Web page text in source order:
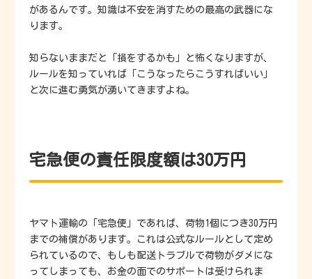
があるんです。知識は不安を消すための最高の武器にな
ります。
知らないままだと「損をするかも」と怖くなりますが、
ルールを知っていれば「こうなったらこうすればいい」
と次に進む勇気が湧いてきますよね。
宅急便の責任限度額は30万円
ヤマト運輸の「宅急便」であれば、荷物1個につき30万円
までの補償があります。これは公式なルールとして定め
られているので、もしも配送トラブルで荷物がダメにな
ってしまっても、お金の面でのサポートは受けられま